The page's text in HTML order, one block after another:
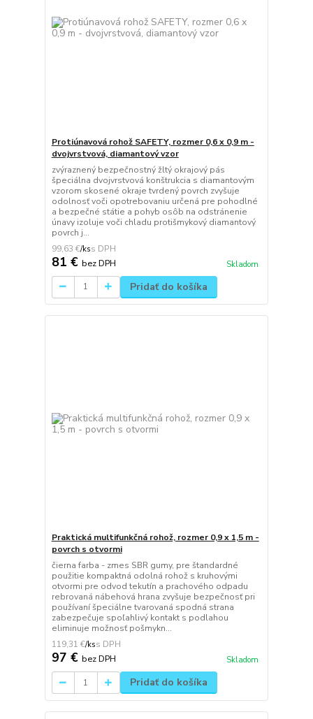
Protiúnavová rohož SAFETY, rozmer 0,6 x 0,9 m -
dvojvrstvová, diamantový vzor
zvýraznený bezpečnostný žltý okrajový pás
špeciálna dvojvrstvová konštrukcia s diamantovým
vzorom skosené okraje tvrdený povrch zvyšuje
odolnosť voči opotrebovaniu určená pre pohodlné
a bezpečné státie a pohyb osôb na odstránenie
únavy izoluje voči chladu protišmykový diamantový
povrch j...
99,63 €/ks
81 € bez DPH Skladom
Pridať do košíka
Praktická multifunkčná rohož, rozmer 0,9 x 1,5 m -
povrch s otvormi
čierna farba - zmes SBR gumy, pre štandardné
použitie kompaktná odolná rohož s kruhovými
otvormi pre odvod tekutín a prachového odpadu
rebrovaná nábehová hrana zvyšuje bezpečnosť pri
používaní špeciálne tvarovaná spodná strana
zabezpečuje spoľahlivý kontakt s podlahou
eliminuje možnosť pošmykn...
119,31 €/ks
97 € bez DPH Skladom
Pridať do košíka